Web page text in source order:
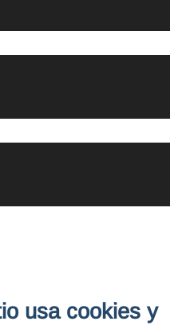
usa cookies y